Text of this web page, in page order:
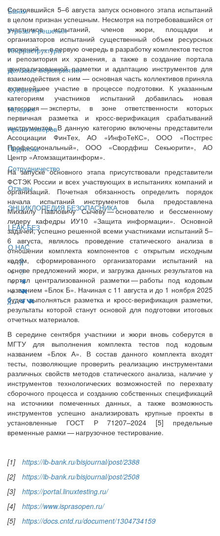
Банки
Угрозы и решения
Инфраструктура
Деловые мероприятия
Субъекты
История
Архив номеров
Подписка
Сотрудничество
Отзывы
ЭНЦИКЛОПЕДИЯ БЕЗОПАСНИКА
LEAK-БЕЗ
О НАС
Состоявшийся 5–6 августа запуск основного этапа испытаний
в целом признан успешным. Несмотря на потребовавшийся от
участников испытаний, членов жюри, площадки и
организаторов испытаний существенный объем ресурсных
вложений — в первую очередь в разработку комплектов тестов
и репозитория их хранения, а также в создание портала
централизованной разметки и адаптацию инструментов для
взаимодействия с ним — основная часть коллективов приняла
активнейшее участие в процессе подготовки. К указанным
категориям участников испытаний добавилась новая
категория — ​эксперты, в зоне ответственности которых
первичная разметка и кросс-верификация срабатываний
инструментов. В данную категорию включены представители
Ассоциации ФинТех, АО «ИнфоТеКС», ООО «Постгрес
Профессиональный», ООО «Свордфиш Секьюрити», АО
Центр «Атомзащитаинформ».
На запуске основного этапа присутствовали представители
ФСТЭК России и всех участвующих в испытаниях компаний и
организаций. Почетная обязанность определить порядок
начала испытаний инструментов была предоставлена
Михаилу Павловичу Сычеву — ​основателю и бессменному
лидеру кафедры ИУ10 «Защита информации». Основной
задачей, успешно решенной всеми участниками испытаний 5–
6 августа, являлось проведение статического анализа в
отношении комплекта компонентов с открытым исходным
кодом, сформированного организаторами испытаний на
основе предложений жюри, и загрузка данных результатов на
портал централизованной разметки — ​работы под кодовым
названием «Блок Б». Начиная с 11 августа и до 1 ноября 2025
будет выполняться разметка и кросс-верификация разметки,
результаты которой станут основой для подготовки итоговых
отчетных материалов.
В середине сентября участники и жюри вновь соберутся в
МГТУ для выполнения комплекта тестов под кодовым
названием «Блок А». В состав данного комплекта входят
тесты, позволяющие проверить реализацию инструментами
различных свойств методов статического анализа, наличие у
инструментов технологических возможностей по перехвату
сборочного процесса и созданию собственных специ­фикаций
на источники помеченных данных, а также возможность
инструментов успешно анализировать крупные проекты в
установленные ГОСТ Р 71207–2024 [5] предельные
временные рамки — ​нагрузочное тестирование.
[1] https://ib-bank.ru/bisjournal/post/2388
[2] https://ib-bank.ru/bisjournal/post/2508
[3] https://portal.linuxtesting.ru/
[4] https://www.isprasopen.ru/
[5] https://docs.cntd.ru/document/1304734159